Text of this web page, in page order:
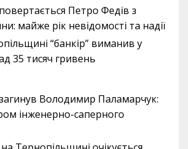
Петро Федів з
майже рік невідомості та надії
“банкір” виманив у
35 тисяч гривень
загинув Володимир Паламарчук:
інженерно-саперного